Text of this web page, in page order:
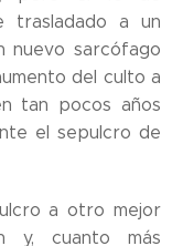
trasladado a un
nuevo sarcófago
del culto a
tan pocos años
el sepulcro de
a otro mejor
y, cuanto más